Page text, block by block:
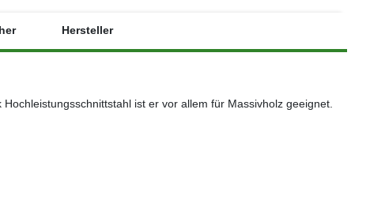
Hersteller
ist er vor allem für Massivholz geeignet.